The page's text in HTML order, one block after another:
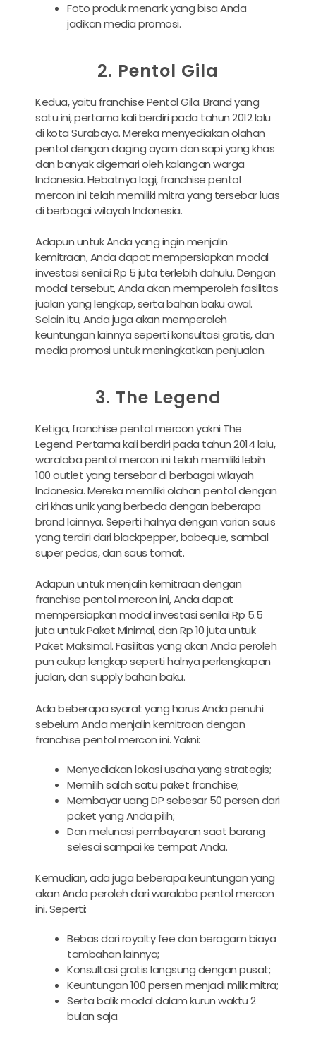
Foto produk menarik yang bisa Anda
jadikan media promosi.
2. Pentol Gila
Kedua, yaitu franchise Pentol Gila. Brand yang
satu ini, pertama kali berdiri pada tahun 2012 lalu
di kota Surabaya. Mereka menyediakan olahan
pentol dengan daging ayam dan sapi yang khas
dan banyak digemari oleh kalangan warga
Indonesia. Hebatnya lagi, franchise pentol
mercon ini telah memiliki mitra yang tersebar luas
di berbagai wilayah Indonesia.
Adapun untuk Anda yang ingin menjalin
kemitraan, Anda dapat mempersiapkan modal
investasi senilai Rp 5 juta terlebih dahulu. Dengan
modal tersebut, Anda akan memperoleh fasilitas
jualan yang lengkap, serta bahan baku awal.
Selain itu, Anda juga akan memperoleh
keuntungan lainnya seperti konsultasi gratis, dan
media promosi untuk meningkatkan penjualan.
3. The Legend
Ketiga, franchise pentol mercon yakni The
Legend. Pertama kali berdiri pada tahun 2014 lalu,
waralaba pentol mercon ini telah memiliki lebih
100 outlet yang tersebar di berbagai wilayah
Indonesia. Mereka memiliki olahan pentol dengan
ciri khas unik yang berbeda dengan beberapa
brand lainnya. Seperti halnya dengan varian saus
yang terdiri dari blackpepper, babeque, sambal
super pedas, dan saus tomat.
Adapun untuk menjalin kemitraan dengan
franchise pentol mercon ini, Anda dapat
mempersiapkan modal investasi senilai Rp 5.5
juta untuk Paket Minimal, dan Rp 10 juta untuk
Paket Maksimal. Fasilitas yang akan Anda peroleh
pun cukup lengkap seperti halnya perlengkapan
jualan, dan supply bahan baku.
Ada beberapa syarat yang harus Anda penuhi
sebelum Anda menjalin kemitraan dengan
franchise pentol mercon ini. Yakni:
Menyediakan lokasi usaha yang strategis;
Memilih salah satu paket franchise;
Membayar uang DP sebesar 50 persen dari
paket yang Anda pilih;
Dan melunasi pembayaran saat barang
selesai sampai ke tempat Anda.
Kemudian, ada juga beberapa keuntungan yang
akan Anda peroleh dari waralaba pentol mercon
ini. Seperti:
Bebas dari royalty fee dan beragam biaya
tambahan lainnya;
Konsultasi gratis langsung dengan pusat;
Keuntungan 100 persen menjadi milik mitra;
Serta balik modal dalam kurun waktu 2
bulan saja.